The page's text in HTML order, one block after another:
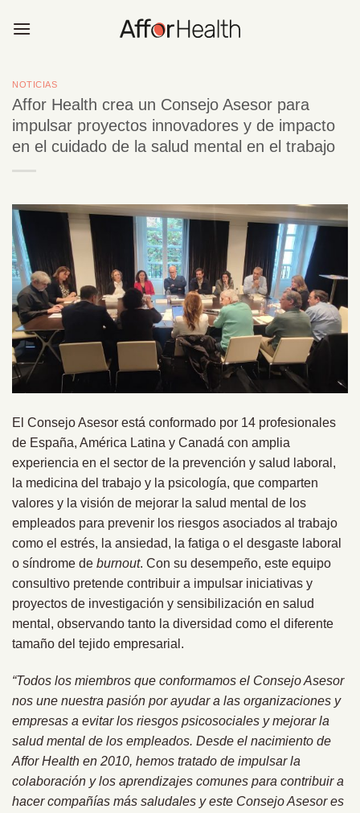
NOTICIAS
Affor Health crea un Consejo Asesor para
impulsar proyectos innovadores y de impacto
en el cuidado de la salud mental en el trabajo
El Consejo Asesor está conformado por 14 profesionales
de España, América Latina y Canadá con amplia
experiencia en el sector de la prevención y salud laboral,
la medicina del trabajo y la psicología, que comparten
valores y la visión de mejorar la salud mental de los
empleados para prevenir los riesgos asociados al trabajo
como el estrés, la ansiedad, la fatiga o el desgaste laboral
o síndrome de burnout. Con su desempeño, este equipo
consultivo pretende contribuir a impulsar iniciativas y
proyectos de investigación y sensibilización en salud
mental, observando tanto la diversidad como el diferente
tamaño del tejido empresarial.
“Todos los miembros que conformamos el Consejo Asesor
nos une nuestra pasión por ayudar a las organizaciones y
empresas a evitar los riesgos psicosociales y mejorar la
salud mental de los empleados. Desde el nacimiento de
Affor Health en 2010, hemos tratado de impulsar la
colaboración y los aprendizajes comunes para contribuir a
hacer compañías más saludales y este Consejo Asesor es